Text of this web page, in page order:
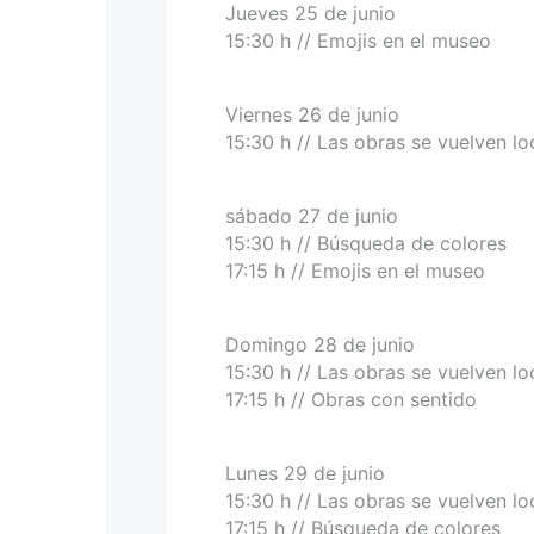
Jueves 25 de junio
15:30 h // Emojis en el museo
Viernes 26 de junio
15:30 h // Las obras se vuelven
sábado 27 de junio
15:30 h // Búsqueda de colores
17:15 h // Emojis en el museo
Domingo 28 de junio
15:30 h // Las obras se vuelven
17:15 h // Obras con sentido
Lunes 29 de junio
15:30 h // Las obras se vuelven
17:15 h // Búsqueda de colores